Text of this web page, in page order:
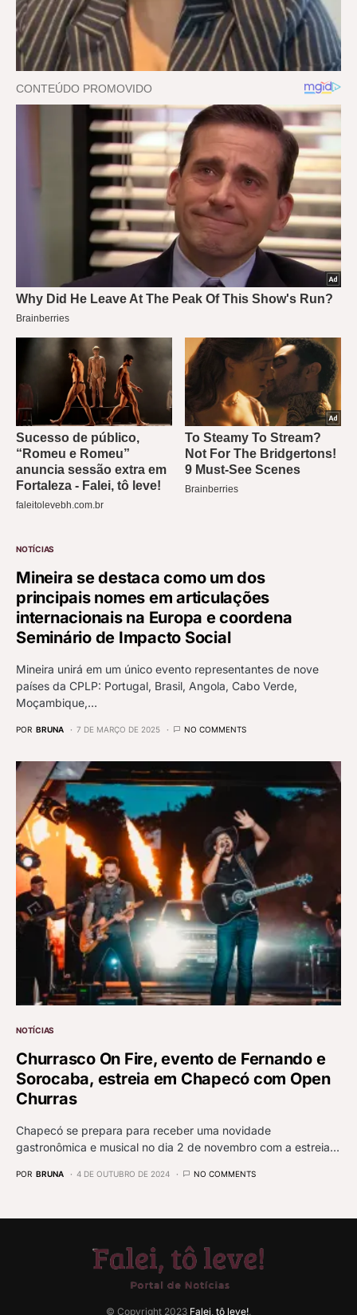
NOTÍCIAS
Mineira se destaca como um dos
principais nomes em articulações
internacionais na Europa e coordena
Seminário de Impacto Social
Mineira unirá em um único evento representantes de nove
países da CPLP: Portugal, Brasil, Angola, Cabo Verde,
Moçambique,…
POR BRUNA 7 DE MARÇO DE 2025 NO COMMENTS
NOTÍCIAS
Churrasco On Fire, evento de Fernando e
Sorocaba, estreia em Chapecó com Open
Churras
Chapecó se prepara para receber uma novidade
gastronômica e musical no dia 2 de novembro com a estreia…
POR BRUNA 4 DE OUTUBRO DE 2024 NO COMMENTS
© Copyright 2023 Falei, tô leve!.